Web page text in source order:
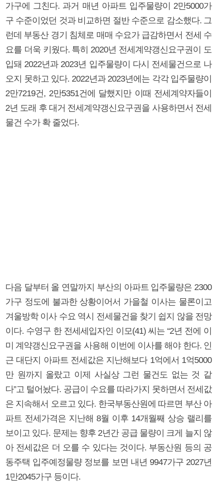
가구에 그친다. 과거 매년 아파트 입주물량이 2만5000가
구 수준이었던 것과 비교하면 절반 수준으로 감소했다. 그
런데 부동산 경기 침체로 매매 수요가 급감하면서 전세 수
요를 더욱 키웠다. 특히 2020년 전세계약갱신요구권이 도
입돼 2022년과 2023년 입주물량이 다시 전세물건으로 나
오지 못하고 있다. 2022년과 2023년에는 각각 입주물량이
2만7219건, 2만5351건에 달했지만 이때 전세계약자들이
2년 도래 후 대거 전세계약갱신요구권을 사용하면서 전세
물건 수가 확 줄었다.
다음 달부터 올 연말까지 부산의 아파트 입주물량은 2300
가구 정도에 불과한 상황이어서 가을철 이사는 물론이고
겨울방학 이사 수요 역시 전세물건을 찾기 쉽지 않을 전망
이다. 수영구 한 전세세입자인 이모(41) 씨는 “2년 전에 이
미 계약갱신요구권을 사용해 이번에 이사를 해야 한다. 인
근 대단지 아파트 전세값은 지난해보다 1억에서 1억5000
만 원까지 올랐고 이제 사실상 그런 물건도 없는 것 같
다”고 털어놨다. 공급이 수요를 따라가지 못하면서 전세값
은 지속해서 오르고 있다. 한국부동산원에 따르면 부산 아
파트 전세가격은 지난해 8월 이후 14개월째 상승 랠리를
보이고 있다. 문제는 향후 2년간 공급 물량이 크게 늘지 않
아 전세값은 더 오를 수 있다는 것이다. 부동산원 등의 공
동주택 입주예정물량 정보를 보면 내년 9947가구 2027년
1만2045가구 등이다.